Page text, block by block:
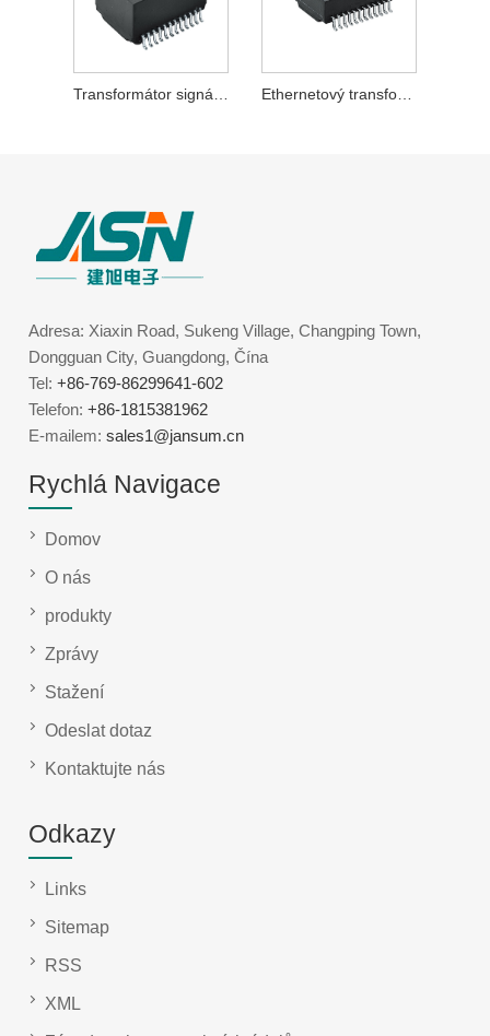
Ethernetový transformátor 1000Base-T
Adresa: Xiaxin Road, Sukeng Village, Changping Town,
Dongguan City, Guangdong, Čína
Tel:+86-769-86299641-602
Telefon:+86-1815381962
E-mailem:sales1@jansum.cn
Rychlá Navigace
Domov
O nás
produkty
Zprávy
Stažení
Odeslat dotaz
Kontaktujte nás
Odkazy
Links
Sitemap
RSS
XML